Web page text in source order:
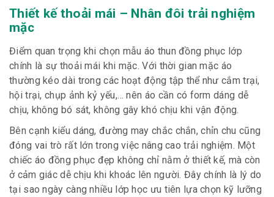
Thiết kế thoải mái – Nhân đôi trải nghiệm
mặc
Điểm quan trọng khi chọn mẫu áo thun đồng phục lớp
chính là sự thoải mái khi mặc. Với thời gian mặc áo
thường kéo dài trong các hoạt động tập thể như cắm trại,
hội trại, chụp ảnh kỷ yếu,… nên áo cần có form dáng dễ
chịu, không bó sát, không gây khó chịu khi vận động.
Bên cạnh kiểu dáng, đường may chắc chắn, chỉn chu cũng
đóng vai trò rất lớn trong việc nâng cao trải nghiệm. Một
chiếc áo đồng phục đẹp không chỉ nằm ở thiết kế, mà còn
ở cảm giác dễ chịu khi khoác lên người. Đây chính là lý do
tại sao ngày càng nhiều lớp học ưu tiên lựa chọn kỹ lưỡng